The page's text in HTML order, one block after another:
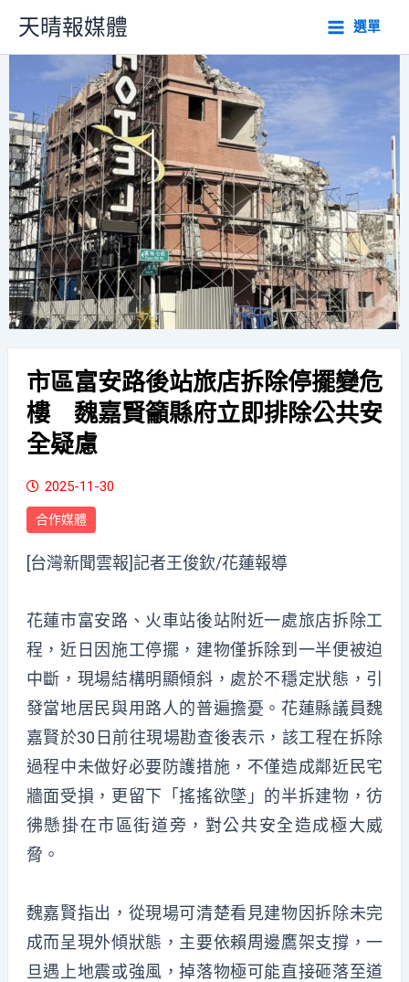
主
容
天晴報媒體 選單
市區富安路後站旅店拆除停擺變危
樓 魏嘉賢籲縣府立即排除公共安
全疑慮
2025-11-30
合作媒體
[台灣新聞雲報]記者王俊欽/花蓮報導
花蓮市富安路、火車站後站附近一處旅店拆除工
程，近日因施工停擺，建物僅拆除到一半便被迫
中斷，現場結構明顯傾斜，處於不穩定狀態，引
發當地居民與用路人的普遍擔憂。花蓮縣議員魏
嘉賢於30日前往現場勘查後表示，該工程在拆除
過程中未做好必要防護措施，不僅造成鄰近民宅
牆面受損，更留下「搖搖欲墜」的半拆建物，彷
彿懸掛在市區街道旁，對公共安全造成極大威
脅。
魏嘉賢指出，從現場可清楚看見建物因拆除未完
成而呈現外傾狀態，主要依賴周邊鷹架支撐，一
旦遇上地震或強風，掉落物極可能直接砸落至道